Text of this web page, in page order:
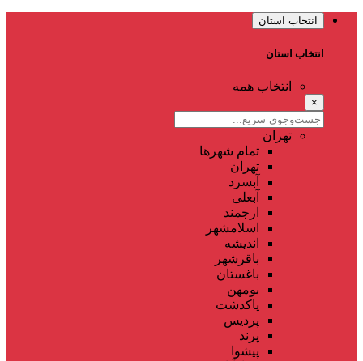
انتخاب استان
انتخاب استان
انتخاب همه
×
تهران
تمام شهر‌ها
تهران
آبسرد
آبعلی
ارجمند
اسلامشهر
اندیشه
باقرشهر
باغستان
بومهن
پاکدشت
پردیس
پرند
پیشوا